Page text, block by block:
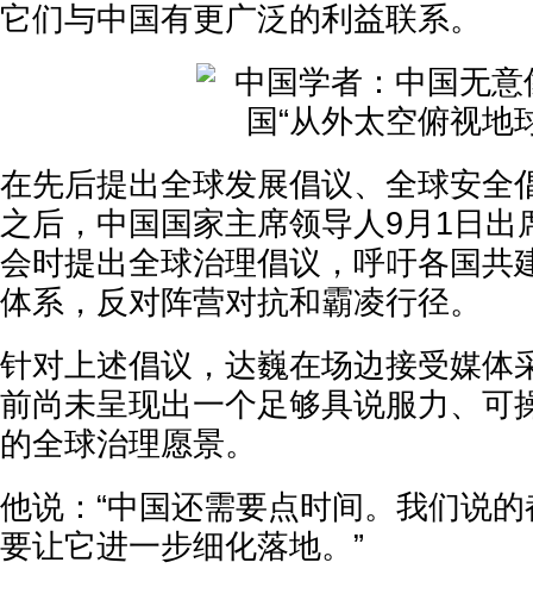
它们与中国有更广泛的利益联系。
在先后提出全球发展倡议、全球安全
之后，中国国家主席领导人9月1日出
会时提出全球治理倡议，呼吁各国共
体系，反对阵营对抗和霸凌行径。
针对上述倡议，达巍在场边接受媒体
前尚未呈现出一个足够具说服力、可
的全球治理愿景。
他说：“中国还需要点时间。我们说
要让它进一步细化落地。”